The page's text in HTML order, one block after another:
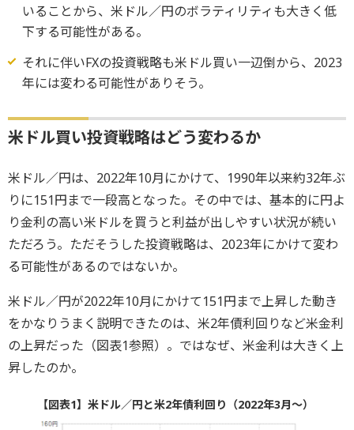
いることから、米ドル／円のボラティリティも大きく低
下する可能性がある。
それに伴いFXの投資戦略も米ドル買い一辺倒から、2023
年には変わる可能性がありそう。
米ドル買い投資戦略はどう変わるか
米ドル／円は、2022年10月にかけて、1990年以来約32年ぶ
りに151円まで一段高となった。その中では、基本的に円よ
り金利の高い米ドルを買うと利益が出しやすい状況が続い
ただろう。ただそうした投資戦略は、2023年にかけて変わ
る可能性があるのではないか。
米ドル／円が2022年10月にかけて151円まで上昇した動き
をかなりうまく説明できたのは、米2年債利回りなど米金利
の上昇だった（図表1参照）。ではなぜ、米金利は大きく上
昇したのか。
【図表1】米ドル／円と米2年債利回り（2022年3月～）